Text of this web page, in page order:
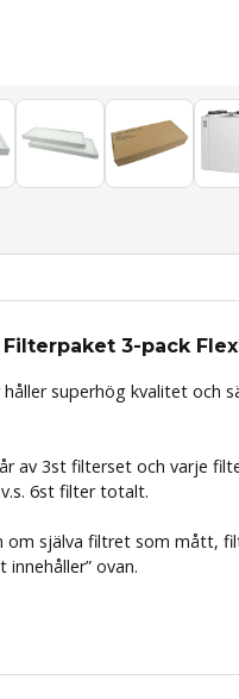
3-pack
håller superhög kvalitet
av 3st filterset och varje
6st filter totalt.
om själva filtret som mått,
ovan.